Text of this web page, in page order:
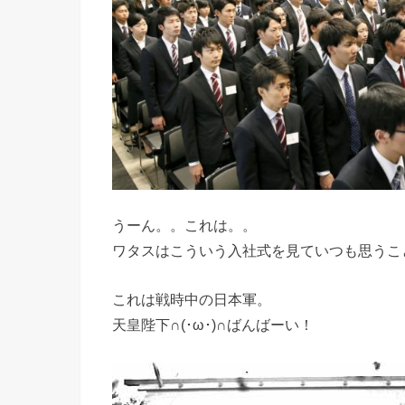
うーん。。これは。。
ワタスはこういう入社式を見ていつも思う
これは戦時中の日本軍。
天皇陛下∩(･ω･)∩ばんばーい！